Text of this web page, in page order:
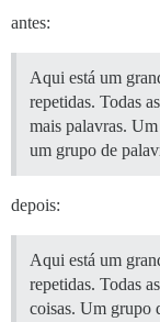
antes:
Aqui está um
repetidas. Todas
mais palavras.
um grupo de
depois:
Aqui está um
repetidas. Todas
coisas. Um grupo